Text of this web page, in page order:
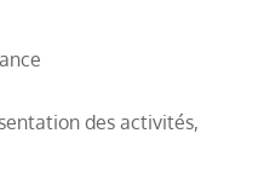
des activités,